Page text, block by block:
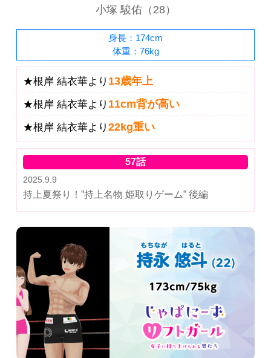
小塚 駿佑（28）
身長：174cm
体重：76kg
★根岸 結衣華より 13歳年上
★根岸 結衣華より 11cm背が高い
★根岸 結衣華より22kg重い
57話
2025.9.9
持上夏祭り！”持上名物 姫取りゲーム” 後編